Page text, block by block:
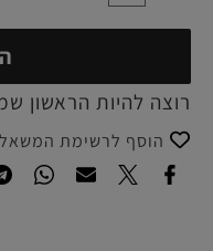
רוצה להיות הראשון
הוסף לרשימת